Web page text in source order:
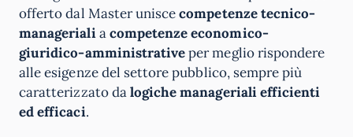
offerto dal Master uniscecompetenze tecnico-
managerialiacompetenze economico-
giuridico-amministrativeper meglio rispondere
alle esigenze del settore pubblico, sempre più
caratterizzato dalogiche manageriali efficienti
ed efficaci.